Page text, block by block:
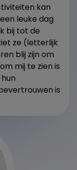
kan
leuke dag
bij tot de
ze (letterlijk
blij zijn om
mij te zien is
is